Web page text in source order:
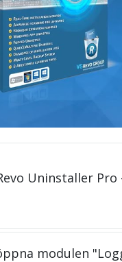
Uninstaller
modulen